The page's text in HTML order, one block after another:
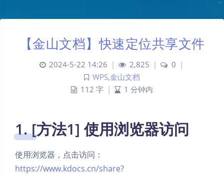
【金山文档】快速定位共享文件
2024-5-22 14:26 | 2,825 | 0 |
WPS,金山文档
112 字 | 1 分钟内
1. [方法1] 使用浏览器访问
使用浏览器，点击访问：
https://www.kdocs.cn/share?